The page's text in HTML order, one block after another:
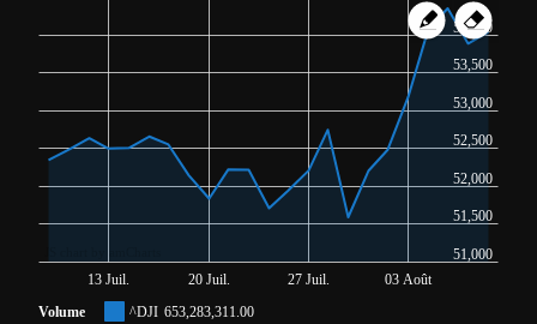
13 Juil. 20 Juil. 27 Juil. 03 Août
51,000
51,500
52,000
52,500
53,000
53,500
54,000
Volume ^DJI 653,283,311.00